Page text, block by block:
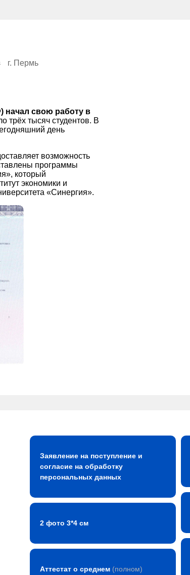
г. Пермь
начал свою работу в
трёх тысяч студентов. В
день
возможность
программы
который
экономики и
«Синергия».
Заявление на поступление и
согласие на обработку
персональных данных
2 фото 3*4 см
Аттестат о среднем (полном)